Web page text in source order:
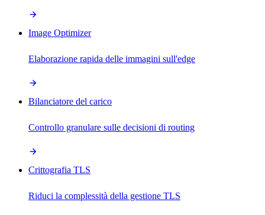
Image Optimizer
Elaborazione rapida delle immagini sull'edge
Bilanciatore del carico
Controllo granulare sulle decisioni di routing
Crittografia TLS
Riduci la complessità della gestione TLS